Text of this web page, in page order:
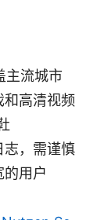
主流城市
高清视频
志，需谨慎
用户